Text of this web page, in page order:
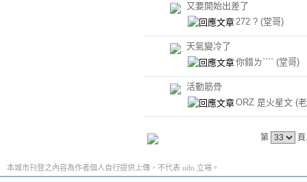
又要開始出差了
272 ? (堂哥)
天氣變冷了
你錯ㄌ```` (堂哥)
活動筋骨
ORZ 是火星文 (
第
本城市刊登之內容為作者個人自行提供上傳，不代表 udn 立場。